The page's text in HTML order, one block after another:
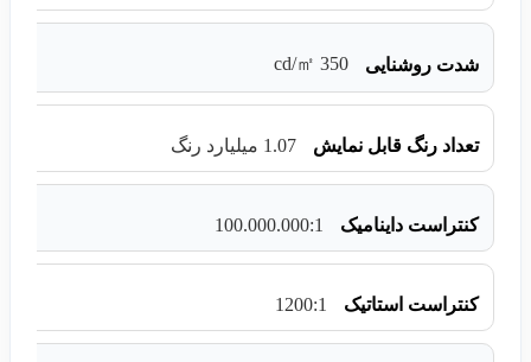
شدت روشنایی 350 cd/㎡
تعداد رنگ قابل نمایش 1.07 میلیارد رنگ
کنتراست داینامیک 100.000.000:1
کنتراست استاتیک 1200:1